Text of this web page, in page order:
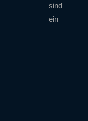
sind
ein